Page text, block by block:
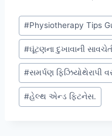
Post
Tags:
#Physiotherapy Tips
#ઘૂંટણના દુખાવાની
#સમર્પણ ફિઝિયોથેરાપી
#હેલ્થ એન્ડ ફિટનેસ.